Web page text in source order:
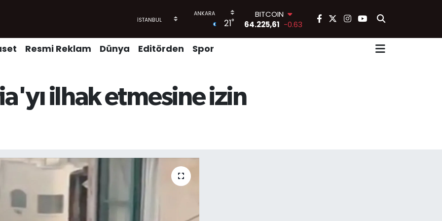
21°
BITCOIN
64.225,61 -0.63
Resmi Reklam Dünya Editörden Spor
ilhak etmesine izin